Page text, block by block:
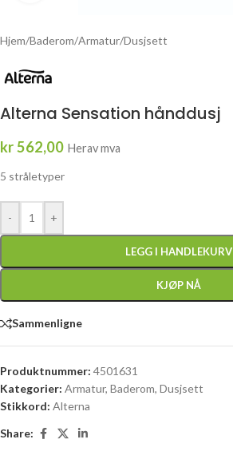
Hjem/Baderom/Armatur/Dusjsett
Alterna Sensation hånddusj
kr562,00 Herav mva
5 stråletyper
- +
LEGG I HANDLEKURV
KJØP NÅ
Sammenligne
Produktnummer: 4501631
Kategorier: Armatur, Baderom, Dusjsett
Stikkord: Alterna
Share: